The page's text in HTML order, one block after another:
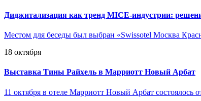
Диджитализация как тренд MICE-индустрии:
Местом для беседы был выбран «Swissotel Москва
18 октября
Выставка Тины Райхель в Марриотт Новый Арбат
11 октября в отеле Марриотт Новый Арбат